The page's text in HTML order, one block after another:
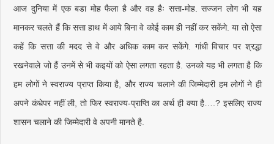
आज दुनिया में एक बडा मोह फैला है और वह हैः सत्ता-मोह. सज्जन लोग भी यह
मानकर चलते हैं कि सत्ता हाथ में आये बिना वे कोई काम ही नहीं कर सकेंगे. या तो ऐसा
कहें कि सत्ता की मदद से वे और अधिक काम कर सकेंगे. गांधी विचार पर श्रद्धा
रखनेवाले जो हैं उनमें से भी कइयों को ऐसा लगता रहता है. उनको यह भी लगता है कि
हम लोगों ने स्वराज्य प्राप्त किया है, और राज्य चलाने की जिम्मेदारी हम लोगों ने ही
अपने कंधेपर नहीं ली, तो फिर स्वराज्य-प्राप्ति का अर्थ ही क्या है….? इसलिए राज्य
शासन चलाने की जिम्मेदारी वे अपनी मानते है.